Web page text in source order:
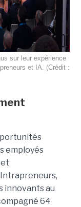
sur leur expérience
et IA. (Crédit :
employés
innovants au
64